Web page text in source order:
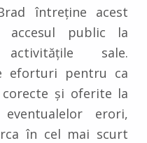
întreține acest
public la
sale.
eforturi pentru ca
și oferite la
erori,
în cel mai scurt